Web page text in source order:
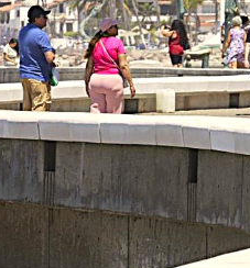
Reporta Caída En
Desaparecen Tras Viajar A
Pide Oración Para Puerto
A Estrategia Nacional Para
Secuestro Virtual De Un
Encabezan Las
La Casa De La Cultura En
De Los Archivos
Endurece Su Combate Al